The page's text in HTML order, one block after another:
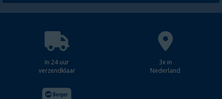
In 24 uur
verzendklaar
3x in
Nederland